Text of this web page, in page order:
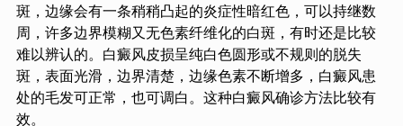
斑，边缘会有一条稍稍凸起的炎症性暗红色，可以持继数
周，许多边界模糊又无色素纤维化的白斑，有时还是比较
难以辨认的。白癜风皮损呈纯白色圆形或不规则的脱失
斑，表面光滑，边界清楚，边缘色素不断增多，白癜风患
处的毛发可正常，也可调白。这种白癜风确诊方法比较有
效。